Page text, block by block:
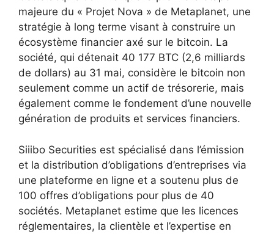
majeure du « Projet Nova » de Metaplanet, une
stratégie à long terme visant à construire un
écosystème financier axé sur le bitcoin. La
société, qui détenait 40 177 BTC (2,6 milliards
de dollars) au 31 mai, considère le bitcoin non
seulement comme un actif de trésorerie, mais
également comme le fondement d’une nouvelle
génération de produits et services financiers.
Siiibo Securities est spécialisé dans l’émission
et la distribution d’obligations d’entreprises via
une plateforme en ligne et a soutenu plus de
100 offres d’obligations pour plus de 40
sociétés. Metaplanet estime que les licences
réglementaires, la clientèle et l’expertise en